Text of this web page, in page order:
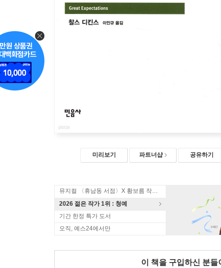
미리보기 파트너샵 공유하기
2026 젊은 작가 1위 : 청예
기간 한정 특가 도서
오직, 예스24에서만
이 책을 구입하신 분